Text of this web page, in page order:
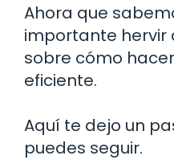
Ahora que
importante hervir
sobre cómo
eficiente.
Aquí te dejo un
puedes seguir.